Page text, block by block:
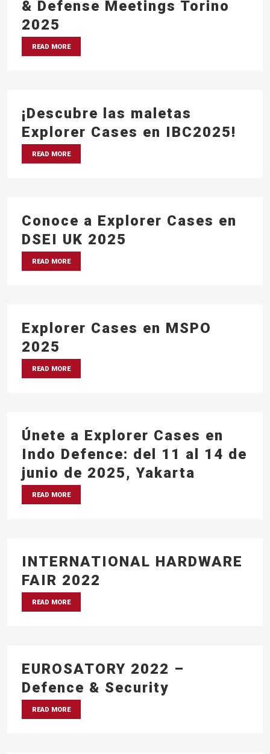
& Defense Meetings Torino
2025
READ MORE
¡Descubre las maletas
Explorer Cases en IBC2025!
READ MORE
Conoce a Explorer Cases en
DSEI UK 2025
READ MORE
Explorer Cases en MSPO
2025
READ MORE
Únete a Explorer Cases en
Indo Defence: del 11 al 14 de
junio de 2025, Yakarta
READ MORE
INTERNATIONAL HARDWARE
FAIR 2022
READ MORE
EUROSATORY 2022 –
Defence & Security
READ MORE